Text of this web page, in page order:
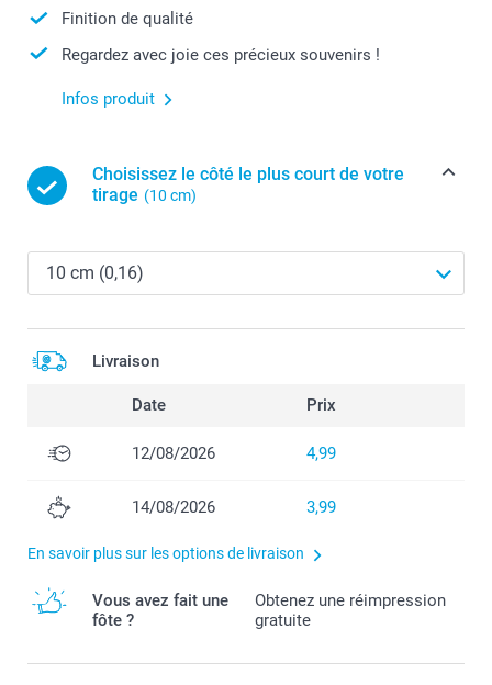
Finition de qualité
Regardez avec joie ces précieux souvenirs !
Infos produit
Choisissez le côté le plus court de votre
tirage (10 cm)
Livraison
Date Prix
12/08/2026 4,99
14/08/2026 3,99
En savoir plus sur les options de livraison
Vous avez fait une
fôte ?
Obtenez une réimpression
gratuite